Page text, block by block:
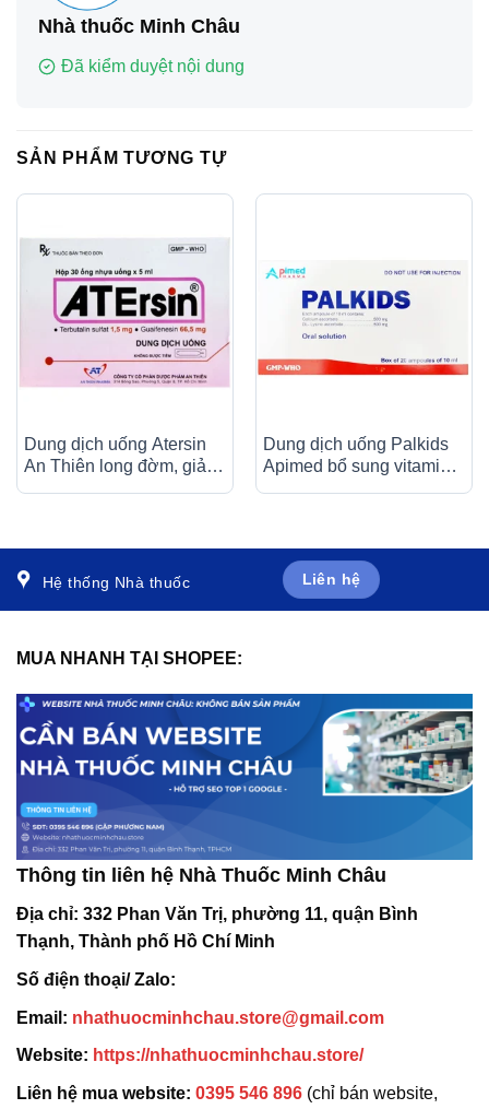
Nhà thuốc Minh Châu
Đã kiểm duyệt nội dung
SẢN PHẨM TƯƠNG TỰ
Dung dịch uống Atersin
An Thiên long đờm, giảm
Dung dịch uống Palkids
Apimed bổ sung vitamin,
Hệ thống Nhà thuốc Liên hệ
MUA NHANH TẠI SHOPEE:
Thông tin liên hệ Nhà Thuốc Minh Châu
Địa chỉ: 332 Phan Văn Trị, phường 11, quận Bình
Thạnh, Thành phố Hồ Chí Minh
Số điện thoại/ Zalo:
Email: nhathuocminhchau.store@gmail.com
Website: https://nhathuocminhchau.store/
Liên hệ mua website: 0395 546 896 (chỉ bán website,